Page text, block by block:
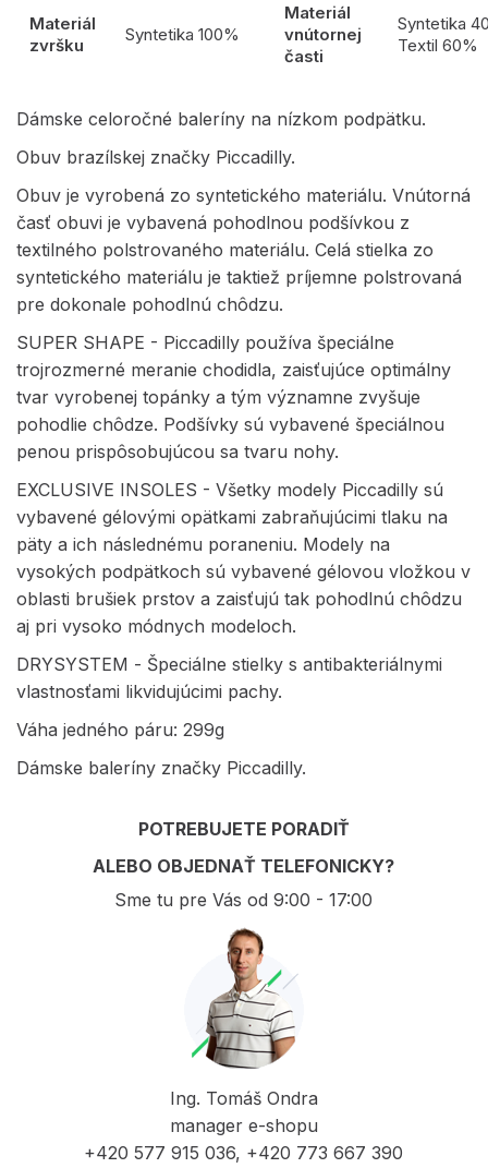
Materiál
zvršku
Syntetika 100%
Materiál
vnútornej
časti
Syntetika
Textil 60%
Dámske celoročné baleríny na nízkom podpätku.
Obuv brazílskej značky Piccadilly.
Obuv je vyrobená zo syntetického materiálu. Vnútorná
časť obuvi je vybavená pohodlnou podšívkou z
textilného polstrovaného materiálu. Celá stielka zo
syntetického materiálu je taktiež príjemne polstrovaná
pre dokonale pohodlnú chôdzu.
SUPER SHAPE - Piccadilly používa špeciálne
trojrozmerné meranie chodidla, zaisťujúce optimálny
tvar vyrobenej topánky a tým významne zvyšuje
pohodlie chôdze. Podšívky sú vybavené špeciálnou
penou prispôsobujúcou sa tvaru nohy.
EXCLUSIVE INSOLES - Všetky modely Piccadilly sú
vybavené gélovými opätkami zabraňujúcimi tlaku na
päty a ich následnému poraneniu. Modely na
vysokých podpätkoch sú vybavené gélovou vložkou v
oblasti brušiek prstov a zaisťujú tak pohodlnú chôdzu
aj pri vysoko módnych modeloch.
DRYSYSTEM - Špeciálne stielky s antibakteriálnymi
vlastnosťami likvidujúcimi pachy.
Váha jedného páru: 299g
Dámske baleríny značky Piccadilly.
POTREBUJETE PORADIŤ
ALEBO OBJEDNAŤ TELEFONICKY?
Sme tu pre Vás od 9:00 - 17:00
Ing. Tomáš Ondra
manager e-shopu
+420 577 915 036, +420 773 667 390